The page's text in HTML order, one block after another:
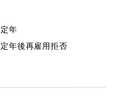
定年
定年後再雇用拒否